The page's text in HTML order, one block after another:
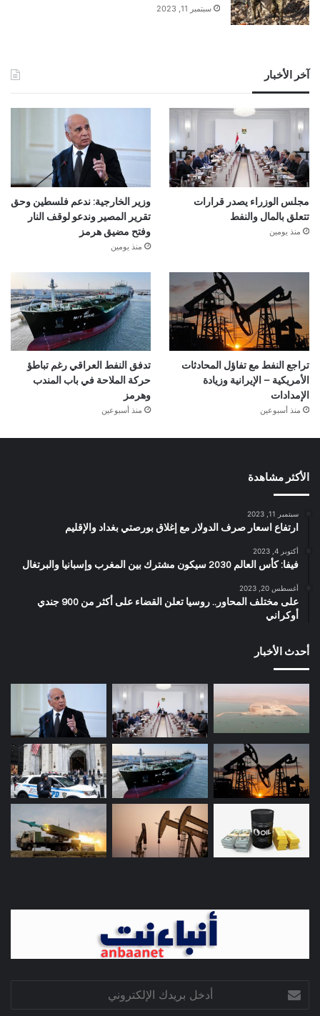
سبتمبر 11, 2023
آخر الأخبار
مجلس الوزراء يصدر قرارات
تتعلق بالمال والنفط
منذ يومين
وزير الخارجية: ندعم فلسطين وحق
تقرير المصير وندعو لوقف النار
وفتح مضيق هرمز
منذ يومين
تراجع النفط مع تفاؤل المحادثات
الأمريكية – الإيرانية وزيادة
الإمدادات
منذ أسبوعين
تدفق النفط العراقي رغم تباطؤ
حركة الملاحة في باب المندب
وهرمز
منذ أسبوعين
الأكثر مشاهدة
سبتمبر 11, 2023
ارتفاع اسعار صرف الدولار مع إغلاق بورصتي بغداد والإقليم
أكتوبر 4, 2023
فيفا: كأس العالم 2030 سيكون مشترك بين المغرب وإسبانيا والبرتغال
أغسطس 20, 2023
على مختلف المحاور.. روسيا تعلن القضاء على أكثر من 900 جندي
أوكراني
أحدث الأخبار
بريدك